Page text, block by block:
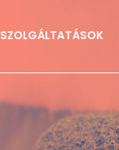
SZOLGÁLTATÁSOK